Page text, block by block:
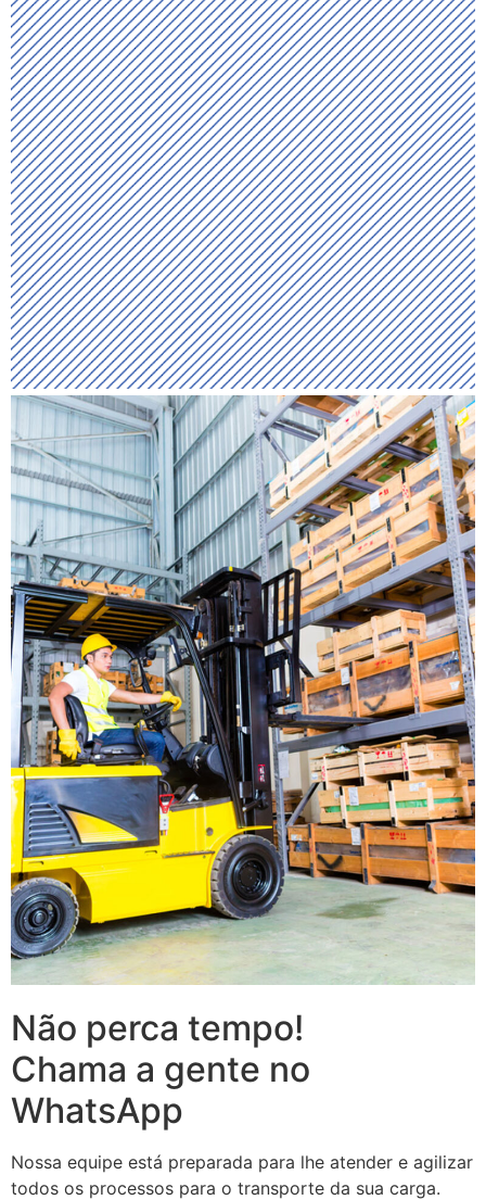
Não perca tempo!
Chama a gente no
WhatsApp
Nossa equipe está preparada para lhe atender e agilizar
todos os processos para o transporte da sua carga.